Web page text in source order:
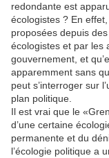
redondante est
écologistes ? En
proposées depuis
écologistes et par les
gouvernement, et
apparemment sans
peut s’interroger sur
plan politique.
Il est vrai que le
d’une certaine
permanente et du
l’écologie politique a